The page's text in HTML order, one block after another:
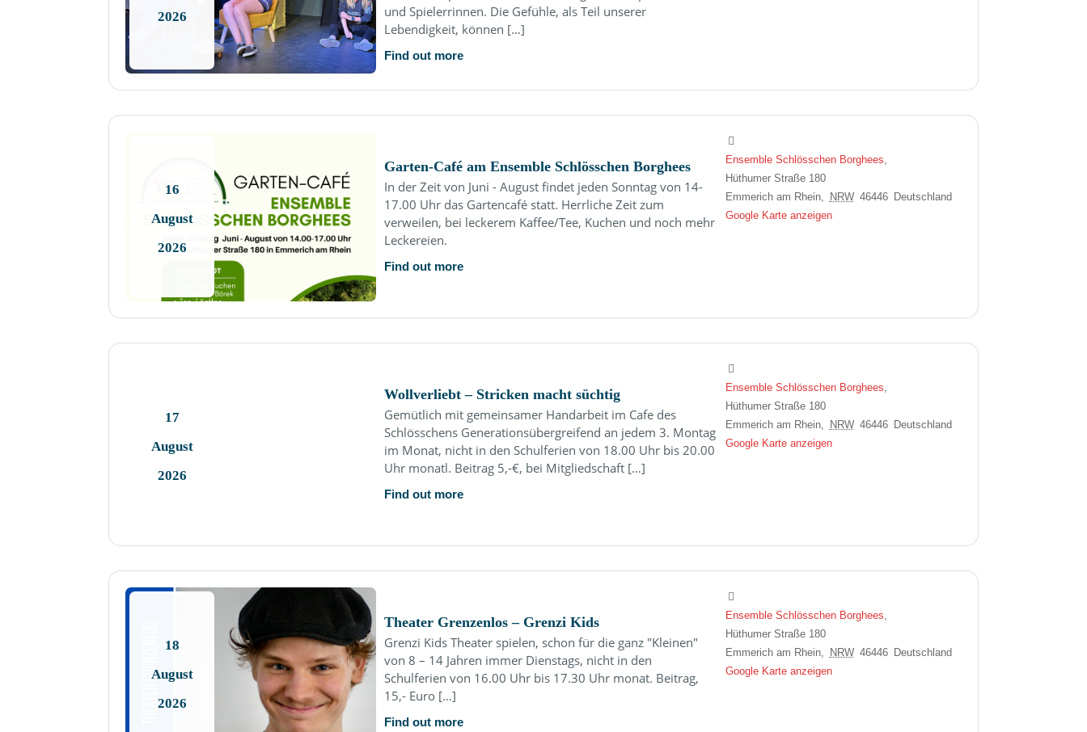
2026
und Spielerrinnen. Die Gefühle, als Teil unserer
Lebendigkeit, können […]
Find out more
16
August
2026
Garten-Café am Ensemble Schlösschen Borghees
In der Zeit von Juni - August findet jeden Sonntag von 14-
17.00 Uhr das Gartencafé statt. Herrliche Zeit zum
verweilen, bei leckerem Kaffee/Tee, Kuchen und noch mehr
Leckereien.
Find out more
Ensemble Schlösschen Borghees
Hüthumer Straße 180
Emmerich am Rhein, NRW 46446 Deutschland
Google Karte anzeigen
17
August
2026
Wollverliebt – Stricken macht süchtig
Gemütlich mit gemeinsamer Handarbeit im Cafe des
Schlösschens Generationsübergreifend an jedem 3. Montag
im Monat, nicht in den Schulferien von 18.00 Uhr bis 20.00
Uhr monatl. Beitrag 5,-€, bei Mitgliedschaft […]
Find out more
Ensemble Schlösschen Borghees
Hüthumer Straße 180
Emmerich am Rhein, NRW 46446 Deutschland
Google Karte anzeigen
18
August
2026
Theater Grenzenlos – Grenzi Kids
Grenzi Kids Theater spielen, schon für die ganz "Kleinen"
von 8 – 14 Jahren immer Dienstags, nicht in den
Schulferien von 16.00 Uhr bis 17.30 Uhr monat. Beitrag,
15,- Euro […]
Find out more
Ensemble Schlösschen Borghees
Hüthumer Straße 180
Emmerich am Rhein, NRW 46446 Deutschland
Google Karte anzeigen